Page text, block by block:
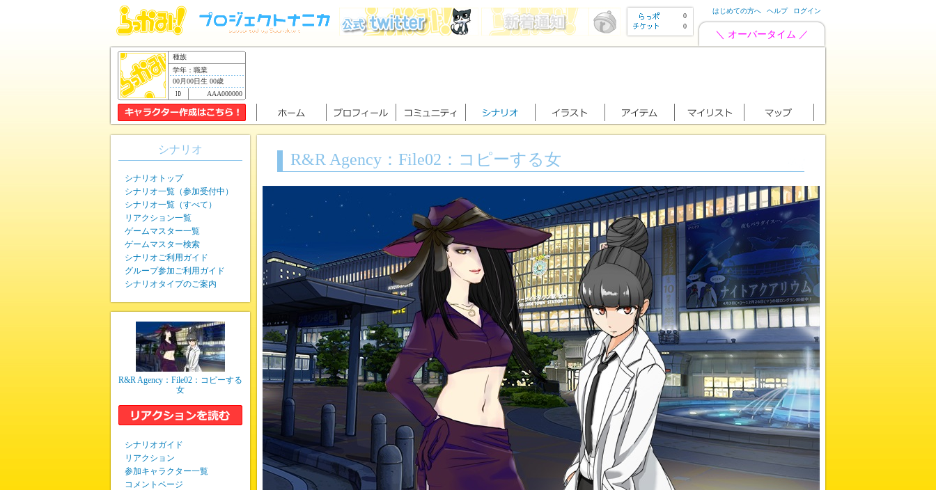
0
0
はじめての方へ ヘルプ ログイン
＼ オーバータイム ／
種族
学年：職業
00月00日生 00歳
AAA000000
R&R Agency：File02：コピーする女
シナリオ
シナリオトップ
シナリオ一覧（参加受付中）
シナリオ一覧（すべて）
リアクション一覧
ゲームマスター一覧
ゲームマスター検索
シナリオご利用ガイド
グループ参加ご利用ガイド
シナリオタイプのご案内
R&R Agency：File02：コピーする
女
シナリオガイド
リアクション
参加キャラクター一覧
コメントページ